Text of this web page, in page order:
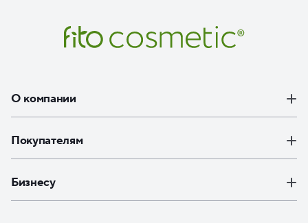
О компании
Покупателям
Бизнесу